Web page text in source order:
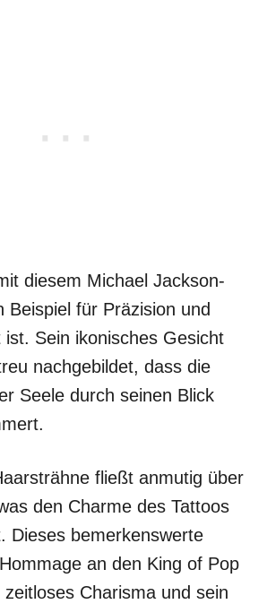
diesem Michael Jackson-
Beispiel für Präzision und
ist. Sein ikonisches Gesicht
nachgebildet, dass die
Seele durch seinen Blick
fließt anmutig über
den Charme des Tattoos
Dieses bemerkenswerte
an den King of Pop
Charisma und sein